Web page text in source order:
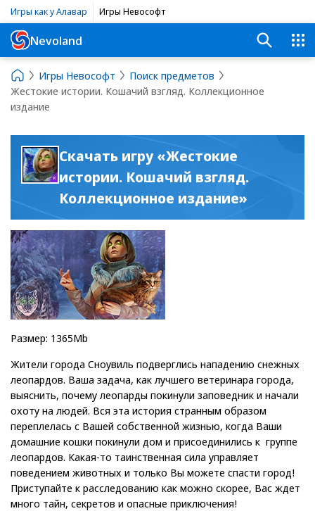
Игры как у Алавар Игры Невософт
Nevoland
Игры Невософт
Поиск предметов
Жестокие истории. Кошачий взгляд. Коллекционное
издание
Скачать игру «Жестокие
истории. Кошачий взгляд.
Коллекционное издание»
Размер: 1365Mb
Жители города Сноувиль подверглись нападению снежных
леопардов. Ваша задача, как лучшего ветеринара города,
выяснить, почему леопарды покинули заповедник и начали
охоту на людей. Вся эта история странным образом
переплелась с Вашей собственной жизнью, когда Ваши
домашние кошки покинули дом и присоединились к группе
леопардов. Какая-то таинственная сила управляет
поведением животных и только Вы можете спасти город!
Приступайте к расследованию как можно скорее, Вас ждет
много тайн, секретов и опасные приключения!